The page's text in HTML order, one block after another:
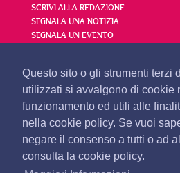
Questo sito o gli strumenti terzi
utilizzati si avvalgono di cookie
funzionamento ed utili alle
nella cookie policy. Se vuoi
negare il consenso a tutti o ad
consulta la cookie policy.
SCRIVI ALLA REDAZIONE
SEGNALA UNA NOTIZIA
SEGNALA UN EVENTO
redazione@olbianotizie.it